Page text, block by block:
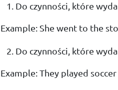
Do czynności, które
Example: She went to the
Do czynności, które
Example: They played soccer